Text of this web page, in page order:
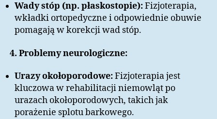
Wady stóp (np. płaskostopie):Fizjoterapia,
wkładki ortopedyczne i odpowiednie obuwie
pomagają w korekcji wad stóp.
4. Problemy neurologiczne:
Urazy okołoporodowe:Fizjoterapia jest
kluczowa w rehabilitacji niemowląt po
urazach okołoporodowych, takich jak
porażenie splotu barkowego.